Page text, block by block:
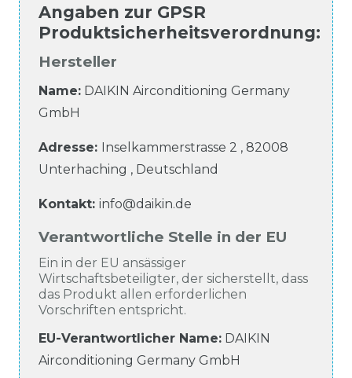
Angaben zur GPSR
Produktsicherheitsverordnung:
Hersteller
Name: DAIKIN Airconditioning Germany
GmbH
Adresse: Inselkammerstrasse 2 , 82008
Unterhaching , Deutschland
Kontakt: info@daikin.de
Verantwortliche Stelle in der EU
Ein in der EU ansässiger
Wirtschaftsbeteiligter, der sicherstellt, dass
das Produkt allen erforderlichen
Vorschriften entspricht.
EU-Verantwortlicher Name: DAIKIN
Airconditioning Germany GmbH